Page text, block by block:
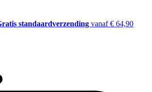
standaardverzending vanaf € 64,90